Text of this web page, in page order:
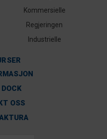
Kommersielle
Regjeringen
Industrielle
OSS